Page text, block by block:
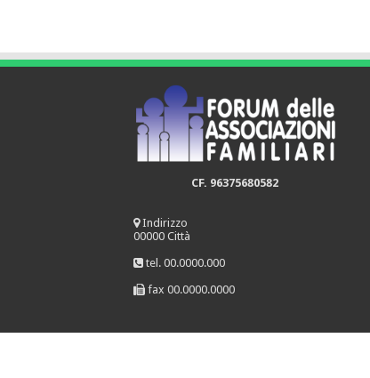
CF. 96375680582
Indirizzo
00000 Città
tel. 00.0000.000
fax 00.0000.0000